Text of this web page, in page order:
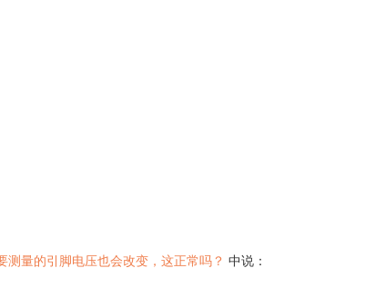
量的引脚电压也会改变，这正常吗？ 中说：